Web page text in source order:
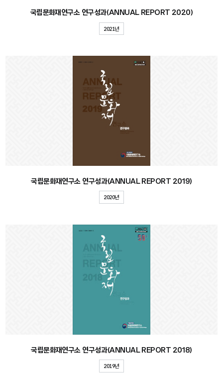
국립문화재연구소 연구성과(ANNUAL REPORT 2020)
2021년
국립문화재연구소 연구성과(ANNUAL REPORT 2019)
2020년
국립문화재연구소 연구성과(ANNUAL REPORT 2018)
2019년